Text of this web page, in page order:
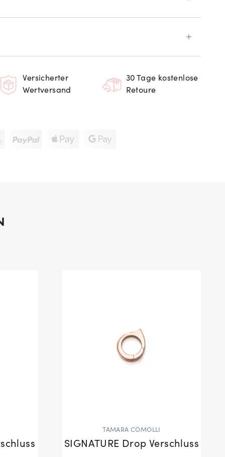
Versicherter
Wertversand
30 Tage kostenlose
Retoure
TAMARA COMOLLI
SIGNATURE Drop Verschluss